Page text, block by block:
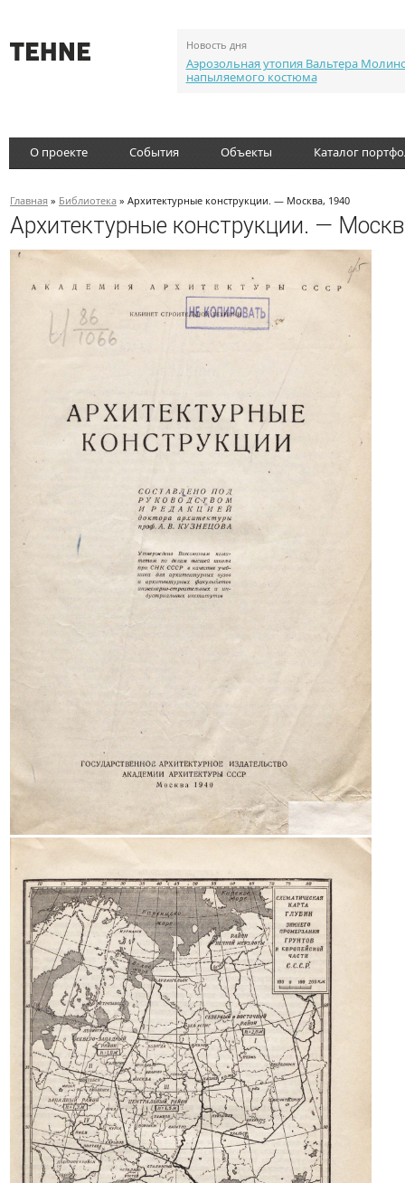
Новость дня
Аэрозольная утопия Вальтера
напыляемого костюма
О проекте События Объекты Каталог
Главная » Библиотека » Архитектурные конструкции. — Москва, 1940
Архитектурные конструкции. —